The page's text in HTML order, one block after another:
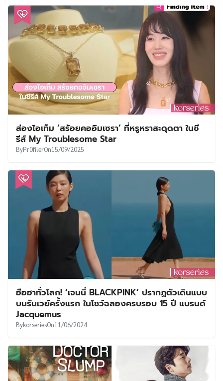
ส่องไอเท็ม ‘สร้อยคออิมเซรา’ ที่หรูหราสะดุดตา ในซี
รีส์ My Troublesome Star
ByPr0filerOn15/09/2025
ฮือฮาทั่วโลก! ‘เจนนี่ BLACKPINK’ ปรากฏตัวเดินแบบ
บนรันเวย์ครั้งแรก ในโชว์ฉลองครบรอบ 15 ปี แบรนด์
Jacquemus
BykorseriesOn11/06/2024